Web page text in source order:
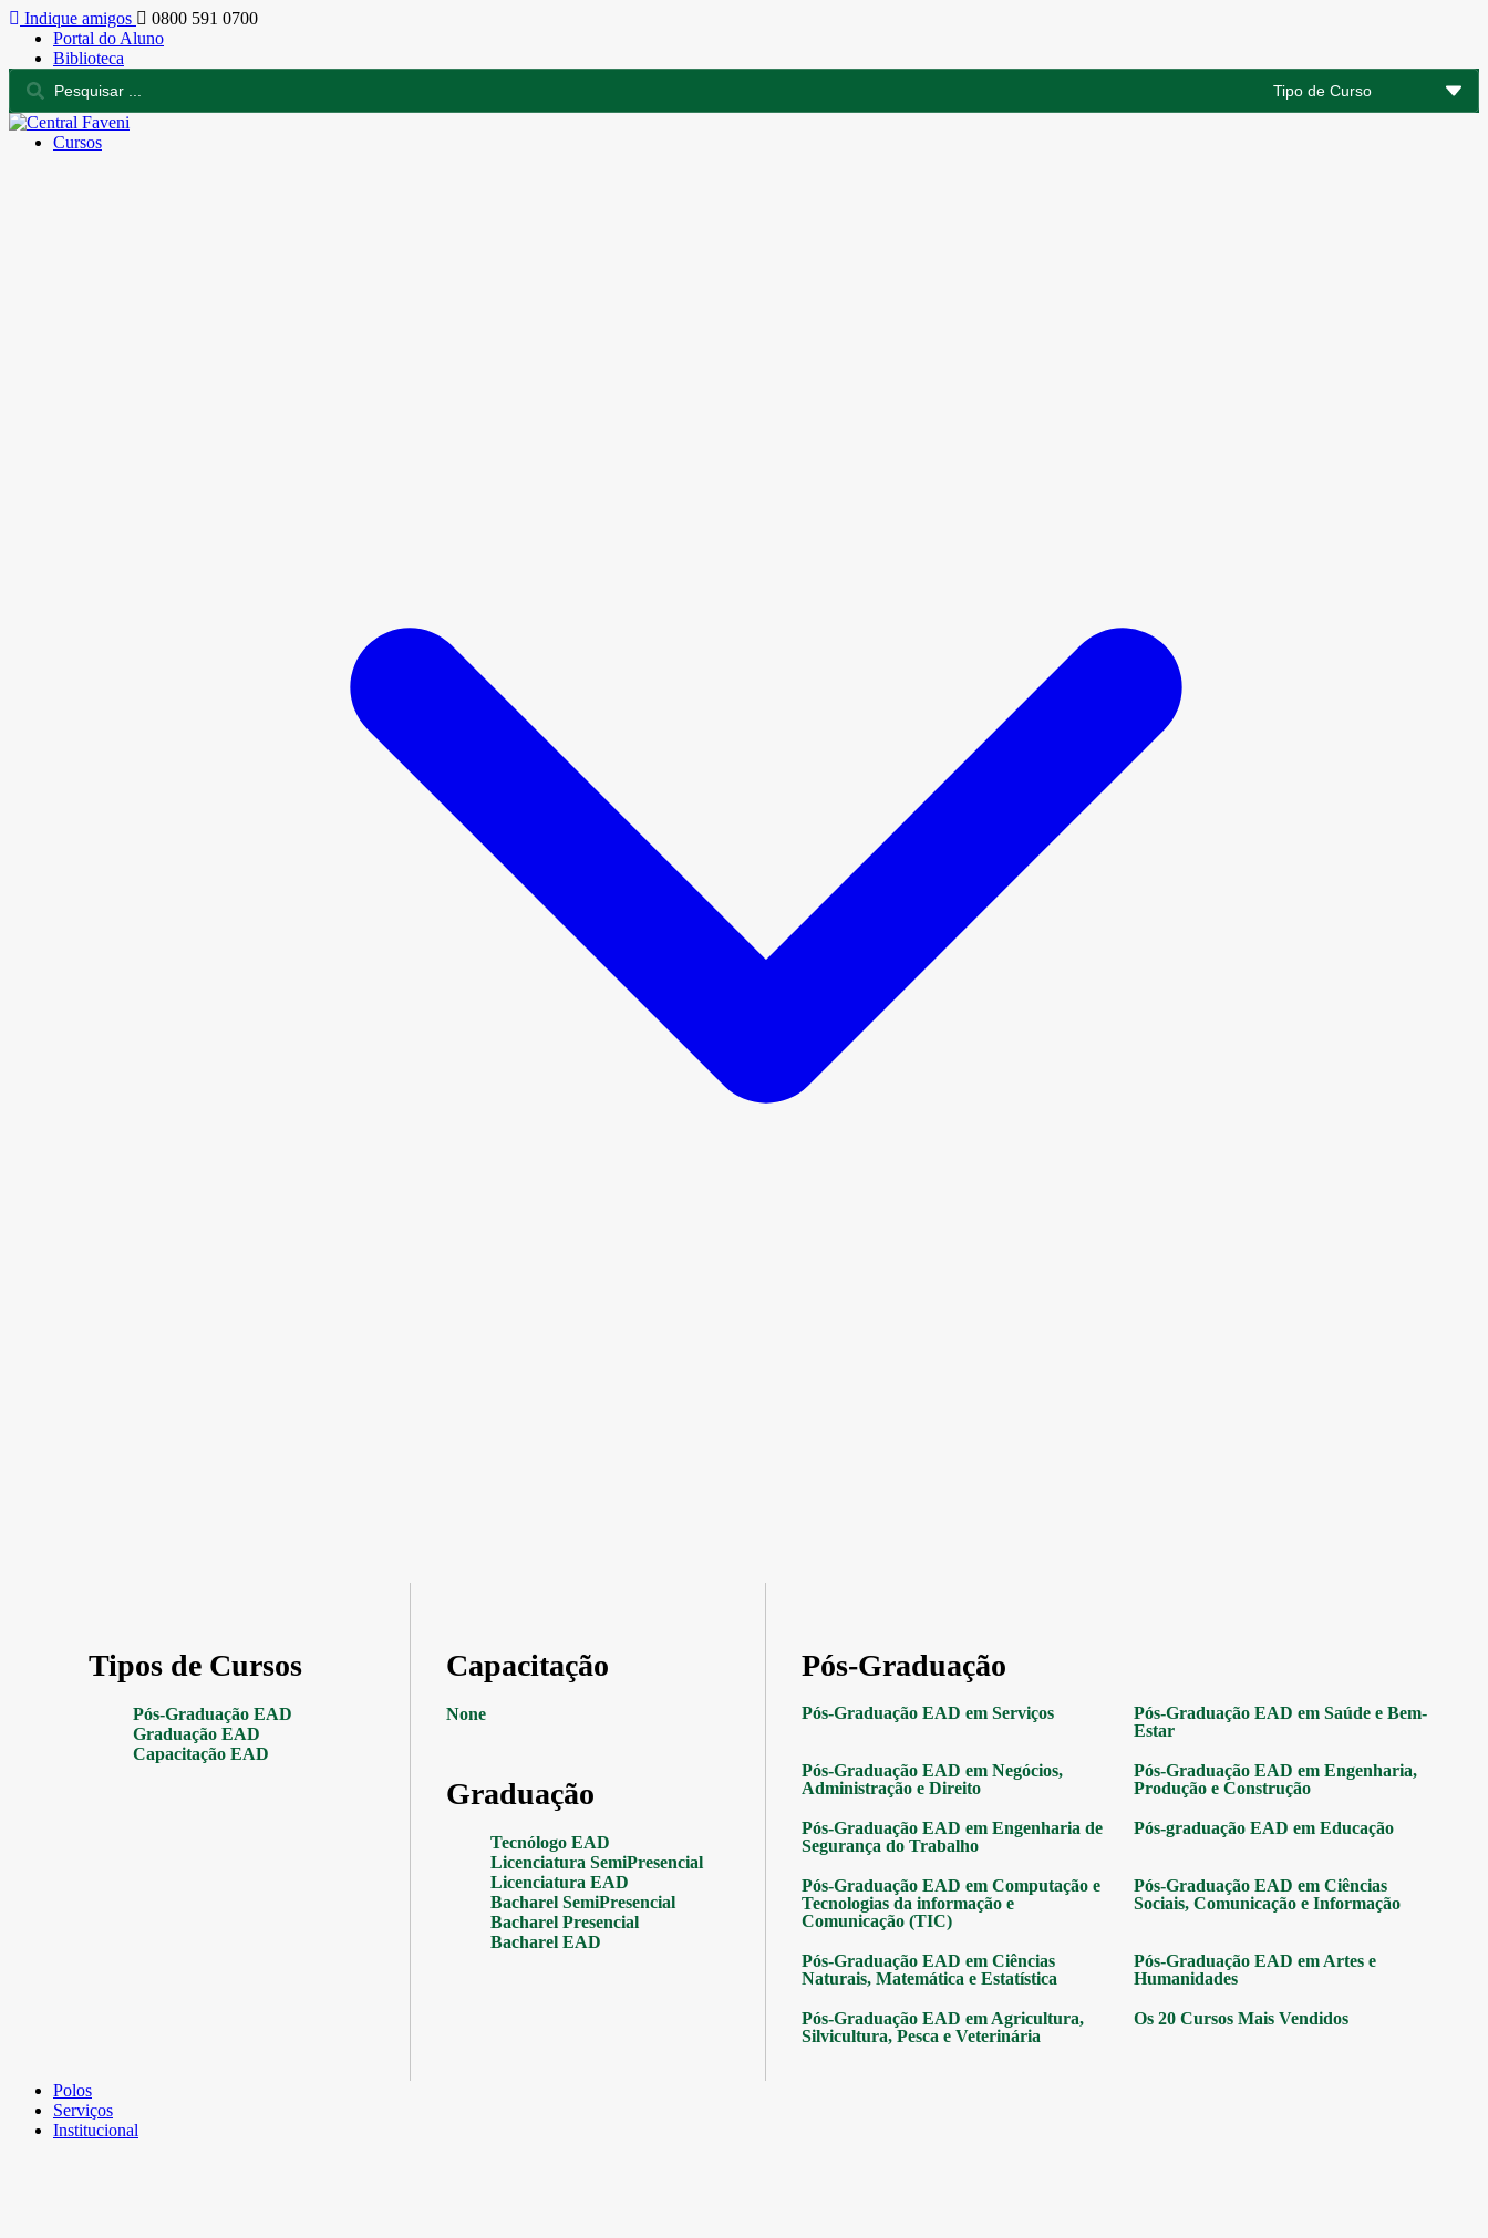
Indique amigos
0800 591 0700
Portal do Aluno
Biblioteca
Cursos
Tipos de Cursos
Pós-Graduação EAD
Graduação EAD
Capacitação EAD
Capacitação
None
Graduação
Tecnólogo EAD
Licenciatura SemiPresencial
Licenciatura EAD
Bacharel SemiPresencial
Bacharel Presencial
Bacharel EAD
Pós-Graduação
Pós-Graduação EAD em Serviços
Pós-Graduação EAD em Saúde e Bem-
Estar
Pós-Graduação EAD em Negócios,
Administração e Direito
Pós-Graduação EAD em Engenharia,
Produção e Construção
Pós-Graduação EAD em Engenharia de
Segurança do Trabalho
Pós-graduação EAD em Educação
Pós-Graduação EAD em Computação e
Tecnologias da informação e
Comunicação (TIC)
Pós-Graduação EAD em Ciências
Sociais, Comunicação e Informação
Pós-Graduação EAD em Ciências
Naturais, Matemática e Estatística
Pós-Graduação EAD em Artes e
Humanidades
Pós-Graduação EAD em Agricultura,
Silvicultura, Pesca e Veterinária
Os 20 Cursos Mais Vendidos
Polos
Serviços
Institucional